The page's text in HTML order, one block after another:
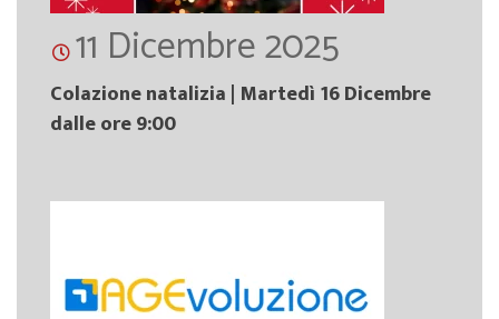
11 Dicembre 2025
Colazione natalizia | Martedì 16 Dicembre
dalle ore 9:00